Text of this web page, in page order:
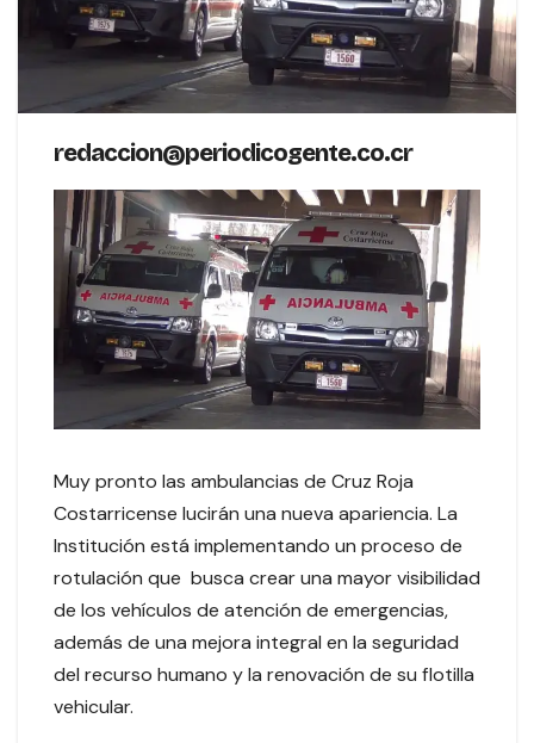
redaccion@periodicogente.co.cr
Muy pronto las ambulancias de Cruz Roja
Costarricense lucirán una nueva apariencia. La
Institución está implementando un proceso de
rotulación que busca crear una mayor visibilidad
de los vehículos de atención de emergencias,
además de una mejora integral en la seguridad
del recurso humano y la renovación de su flotilla
vehicular.